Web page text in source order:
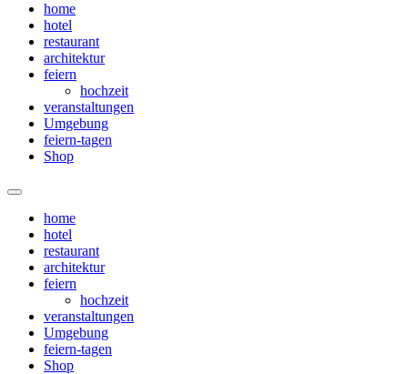
home
hotel
restaurant
architektur
feiern
hochzeit
veranstaltungen
Umgebung
feiern-tagen
Shop
Menü
home
hotel
restaurant
architektur
feiern
hochzeit
veranstaltungen
Umgebung
feiern-tagen
Shop